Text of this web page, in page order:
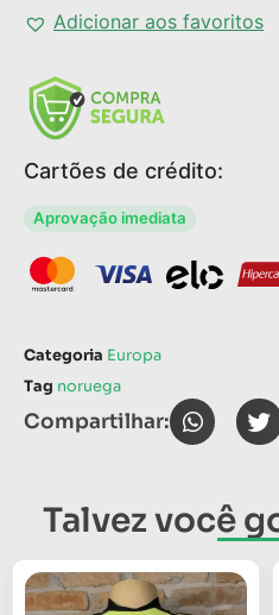
Adicionar aos favoritos
Cartões de crédito:
Aprovação imediata
Categoria Europa
Tag noruega
Compartilhar:
Talvez você